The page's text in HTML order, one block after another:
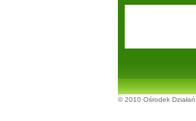
© 2010 Ośrodek